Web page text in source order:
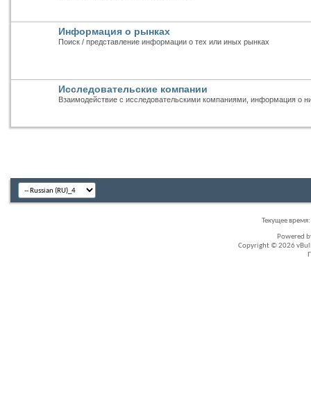
Информация о рынках
Поиск / представление информации о тех или иных рынках
Исследовательские компании
Взаимодействие с исследовательскими компаниями, информация о
Текущее время:
Powered
Copyright © 2026